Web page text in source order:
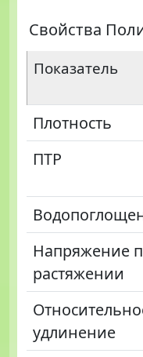
Свойства
Показатель
Плотность
ПТР
Напряжение
растяжении
удлинение